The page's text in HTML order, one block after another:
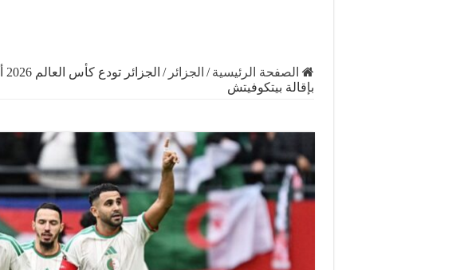
الصفحة الرئيسية / الجزائر /
بإقالة بيتكوفيتش